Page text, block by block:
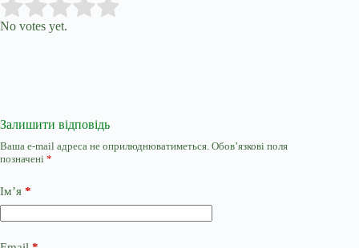
Rate this item:
No votes yet.
Залишити відповідь
Ваша e-mail адреса не оприлюднюватиметься. Обов’язкові поля
позначені *
Ім’я *